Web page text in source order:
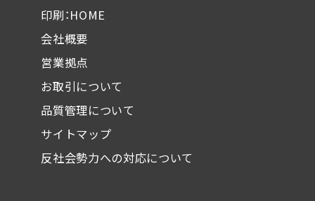
印刷：HOME
会社概要
営業拠点
お取引について
品質管理について
サイトマップ
反社会勢力への対応について